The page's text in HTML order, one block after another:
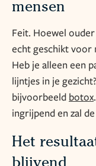
mensen
Feit. Hoewel
echt geschikt voor
Heb je alleen een
lijntjes in je
bijvoorbeeld botox
ingrijpend en zal
Het